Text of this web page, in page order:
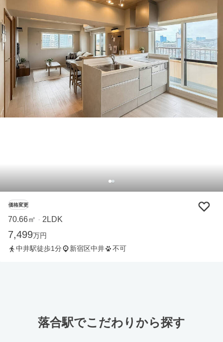
価格変更
70.66㎡ ・ 2LDK
7,499万円
中井駅徒歩1分
新宿区中井 不可
落合駅でこだわりから探す